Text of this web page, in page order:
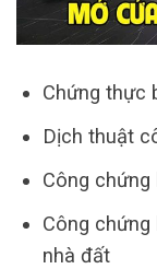
Chứng thực
Dịch thuật
Công
Công chứng
nhà đất